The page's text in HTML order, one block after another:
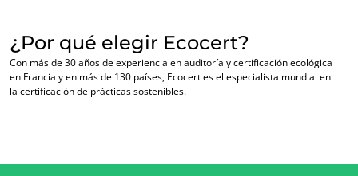
NUESTROS SECTORES COMERCIALES
¿Por qué elegir Ecocert?
Con más de 30 años de experiencia en auditoría y certificación ecológica
en Francia y en más de 130 países, Ecocert es el especialista mundial en
la certificación de prácticas sostenibles.